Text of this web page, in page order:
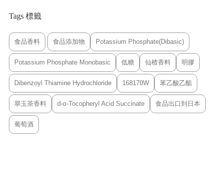
Tags 標籤
食品香料 食品添加物 Potassium Phosphate(Dibasic)
Potassium Phosphate Monobasic 低糖 仙楂香料 明膠
Dibenzoyl Thiamine Hydrochloride 168170W 苯乙酸乙酯
翠玉茶香料 d-α-Tocopheryl Acid Succinate 食品出口到日本
葡萄酒